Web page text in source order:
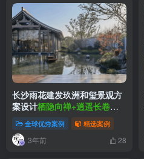
长沙雨花建发玖洲和玺景观方
案设计栖隐向禅+逍遥长卷住
宅景观
全球优秀案例 精选案例
3年前 28